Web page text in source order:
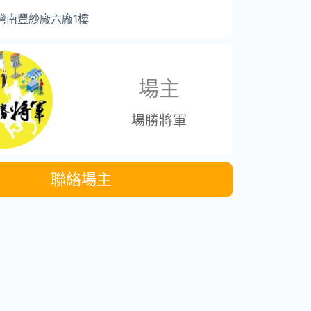
南豐紗廠六廠1樓
場主
場勝將軍
聯絡場主